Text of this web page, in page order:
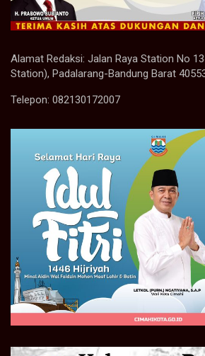
Alamat Redaksi: Jalan Raya Station No
Station), Padalarang-Bandung Barat
Telepon: 082130172007